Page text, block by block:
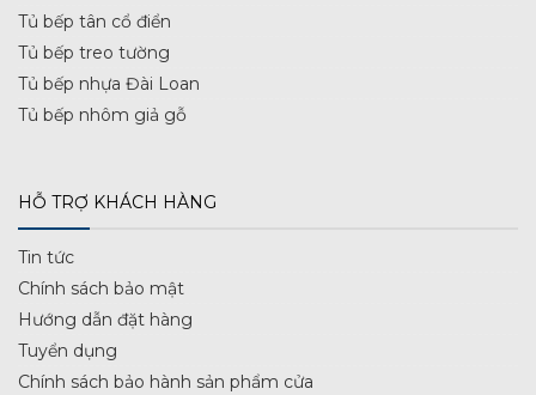
Tủ bếp tân cổ điển
Tủ bếp treo tường
Tủ bếp nhựa Đài Loan
Tủ bếp nhôm giả gỗ
HỖ TRỢ KHÁCH HÀNG
Tin tức
Chính sách bảo mật
Hướng dẫn đặt hàng
Tuyển dụng
Chính sách bảo hành sản phẩm cửa